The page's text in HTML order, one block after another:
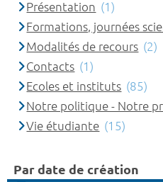
Présentation (1)
Formations, journées
Modalités de recours (2)
Contacts (1)
Ecoles et instituts (85)
Notre politique - Notre
Vie étudiante (15)
Par date de création